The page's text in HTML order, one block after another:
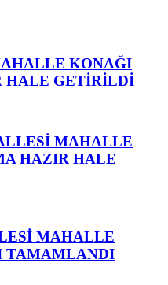
KONAĞI
HALE GETİRİLDİ
MAHALLE
HAZIR HALE
MAHALLE
TAMAMLANDI